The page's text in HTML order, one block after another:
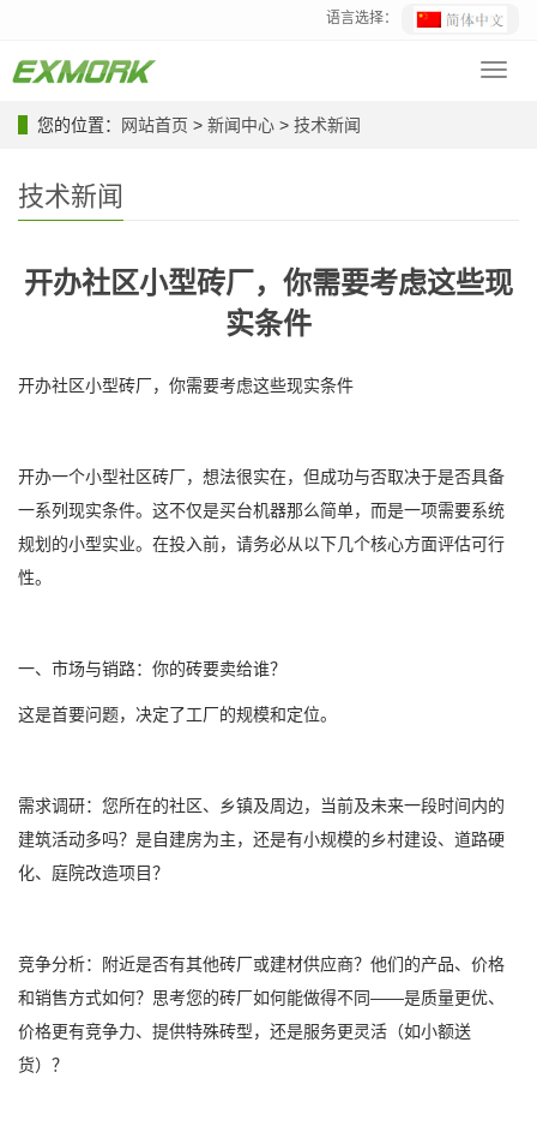
语言选择：
您的位置：
网站首页 > 新闻中心 > 技术新闻
技术新闻
开办社区小型砖厂，你需要考虑这些现
实条件
开办社区小型砖厂，你需要考虑这些现实条件
开办一个小型社区砖厂，想法很实在，但成功与否取决于是否具备
一系列现实条件。这不仅是买台机器那么简单，而是一项需要系统
规划的小型实业。在投入前，请务必从以下几个核心方面评估可行
性。
一、市场与销路：你的砖要卖给谁？
这是首要问题，决定了工厂的规模和定位。
需求调研：您所在的社区、乡镇及周边，当前及未来一段时间内的
建筑活动多吗？是自建房为主，还是有小规模的乡村建设、道路硬
化、庭院改造项目？
竞争分析：附近是否有其他砖厂或建材供应商？他们的产品、价格
和销售方式如何？思考您的砖厂如何能做得不同——是质量更优、
价格更有竞争力、提供特殊砖型，还是服务更灵活（如小额送
货）？